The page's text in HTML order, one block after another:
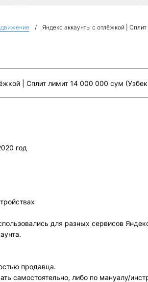
Яндекс аккаунты с отлёжкой |
| Сплит лимит 14 000 000 сум
год
для разных сервисов
продавца.
самостоятельно, либо по мануалу/